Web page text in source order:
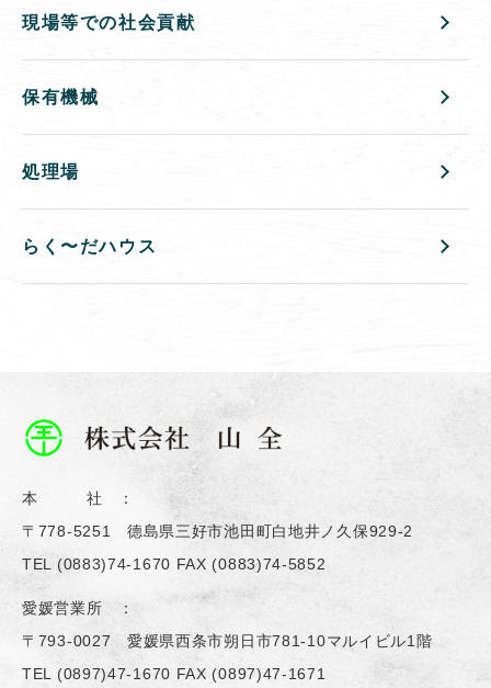
現場等での社会貢献
保有機械
処理場
らく〜だハウス
本 社 ：
〒778-5251 德島県三好市池田町白地井ノ久保929-2
TEL (0883)74-1670 FAX (0883)74-5852
愛媛営業所 ：
〒793-0027 愛媛県西条市朔日市781-10マルイビル1階
TEL (0897)47-1670 FAX (0897)47-1671